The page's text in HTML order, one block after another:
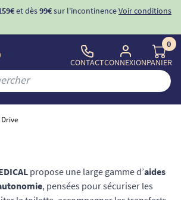
"BIENVENUE" pourla 1ère commande
CONTACTCONNEXION
0
PANIER
Drive
propose une large gamme d’aides
, pensées pour sécuriser les